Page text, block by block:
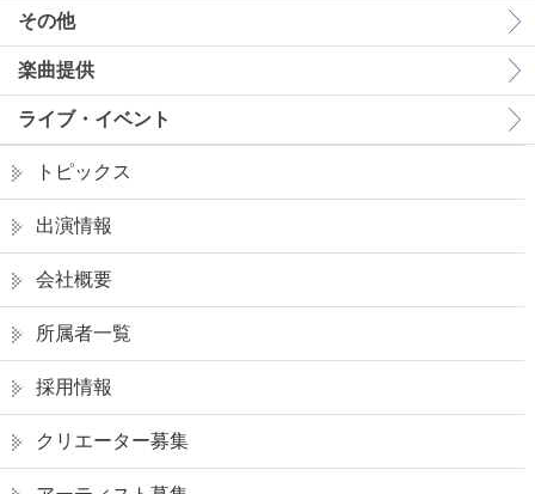
その他
楽曲提供
ライブ・イベント
トピックス
出演情報
会社概要
所属者一覧
採用情報
クリエーター募集